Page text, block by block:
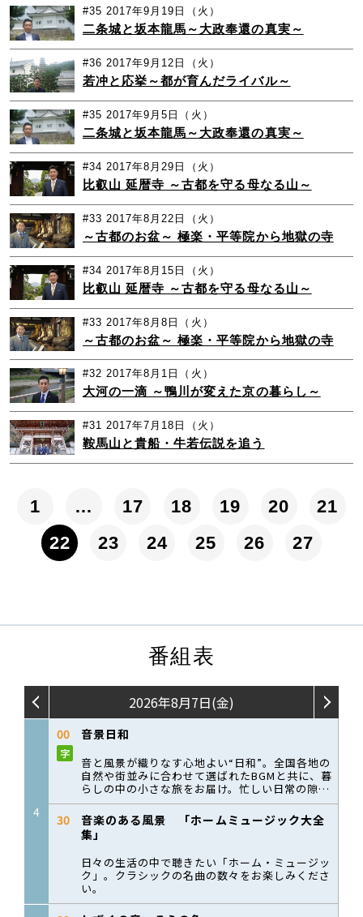
#35 2017年9月19日（火）
二条城と坂本龍馬～大政奉還の真実～
#36 2017年9月12日（火）
若冲と応挙～都が育んだライバル～
#35 2017年9月5日（火）
二条城と坂本龍馬～大政奉還の真実～
#34 2017年8月29日（火）
比叡山 延暦寺 ～古都を守る母なる山～
#33 2017年8月22日（火）
～古都のお盆～ 極楽・平等院から地獄の寺
#34 2017年8月15日（火）
比叡山 延暦寺 ～古都を守る母なる山～
#33 2017年8月8日（火）
～古都のお盆～ 極楽・平等院から地獄の寺
#32 2017年8月1日（火）
大河の一滴 ～鴨川が変えた京の暮らし～
#31 2017年7月18日（火）
鞍馬山と貴船・牛若伝説を追う
1 … 17 18 19 20
21
22
23 24 25 26 27
番組表